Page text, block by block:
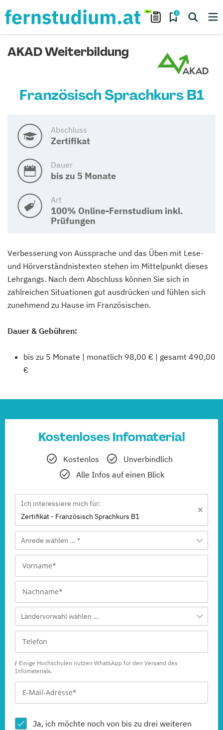
0
AKAD Weiterbildung
Französisch Sprachkurs B1
Abschluss
Zertifikat
Dauer
bis zu 5 Monate
Art
100% Online-Fernstudium inkl.
Prüfungen
Verbesserung von Aussprache und das Üben mit Lese-
und Hörverständnistexten stehen im Mittelpunkt dieses
Lehrgangs. Nach dem Abschluss können Sie sich in
zahlreichen Situationen gut ausdrücken und fühlen sich
zunehmend zu Hause im Französischen.
Dauer & Gebühren:
bis zu 5 Monate | monatlich 98,00 € | gesamt 490,00
€
Kostenloses Infomaterial
Kostenlos
Unverbindlich
Alle Infos auf einen Blick
Ich interessiere mich für:
Zertifikat - Französisch Sprachkurs B1
Anrede wählen ... *
Ländervorwahl wählen ...
Einige Hochschulen nutzen WhatsApp für den Versand des
Infomaterials.
Ja, ich möchte noch von bis zu drei weiteren